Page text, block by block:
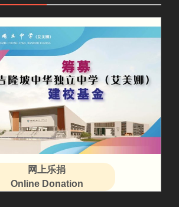
网上乐捐
Online Donation